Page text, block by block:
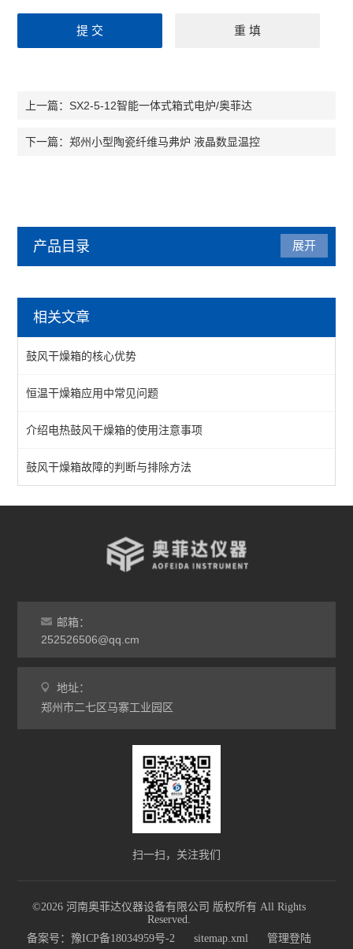
上一篇： SX2-5-12智能一体式箱式电炉/奥菲达
下一篇：郑州小型陶瓷纤维马弗炉 液晶数显温控
产品目录
鼓风干燥箱
恒温干燥箱
真空干燥箱
不锈钢干燥箱
实验室干燥箱
查看全部 >>
展开
相关文章
鼓风干燥箱的核心优势
恒温干燥箱应用中常见问题
介绍电热鼓风干燥箱的使用注意事项
鼓风干燥箱故障的判断与排除方法
邮箱：
252526506@qq.cm
地址：
郑州市二七区马寨工业园区
扫一扫，关注我们
©2026 河南奥菲达仪器设备有限公司 版权所有 All Rights
Reserved.
备案号：豫ICP备18034959号-2
sitemap.xml 管理登陆